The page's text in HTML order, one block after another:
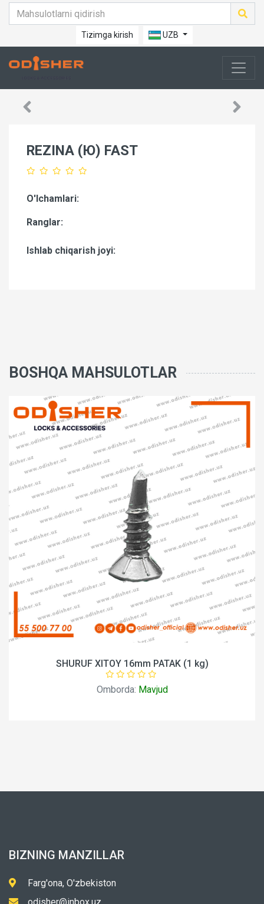
Tizimga kirish UZB
REZINA (Ю) FAST
O'lchamlari:
Ranglar:
Ishlab chiqarish joyi:
BOSHQA MAHSULOTLAR
SHURUF XITOY 16mm PATAK (1 kg)
Omborda: Mavjud
BIZNING MANZILLAR
Farg'ona, O'zbekiston
odisher@inbox.uz